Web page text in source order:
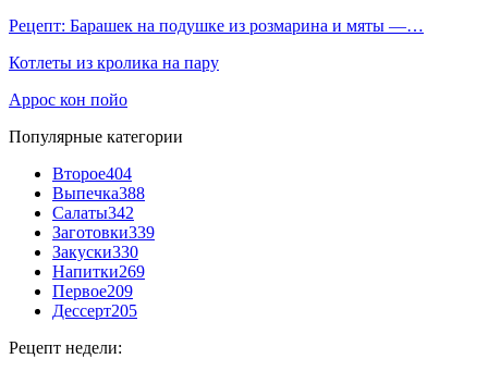
Рецепт: Барашек на подушке из розмарина и мяты —…
Котлеты из кролика на пару
Аррос кон пойо
Популярные категории
Второе404
Выпечка388
Салаты342
Заготовки339
Закуски330
Напитки269
Первое209
Дессерт205
Рецепт недели: